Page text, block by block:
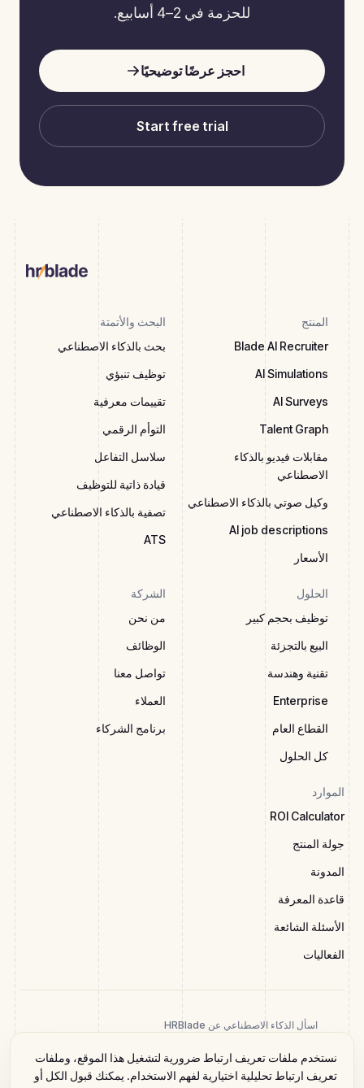
للحزمة في 2–4 أسابيع.
احجز عرضًا توضيحيًا
Start free trial
المنتج
Blade AI Recruiter
AI Simulations
AI Surveys
Talent Graph
مقابلات فيديو بالذكاء
الاصطناعي
وكيل صوتي بالذكاء الاصطناعي
AI job descriptions
الأسعار
البحث والأتمتة
بحث بالذكاء الاصطناعي
توظيف تنبؤي
تقييمات معرفية
التوأم الرقمي
سلاسل التفاعل
قيادة ذاتية للتوظيف
تصفية بالذكاء الاصطناعي
ATS
الحلول
توظيف بحجم كبير
البيع بالتجزئة
تقنية وهندسة
Enterprise
القطاع العام
كل الحلول
الشركة
من نحن
الوظائف
تواصل معنا
العملاء
برنامج الشركاء
الموارد
ROI Calculator
جولة المنتج
المدونة
قاعدة المعرفة
الأسئلة الشائعة
الفعاليات
اسأل الذكاء الاصطناعي عن HRBlade
نستخدم ملفات تعريف ارتباط ضرورية لتشغيل هذا الموقع، وملفات
تعريف ارتباط تحليلية اختيارية لفهم الاستخدام. يمكنك قبول الكل أو